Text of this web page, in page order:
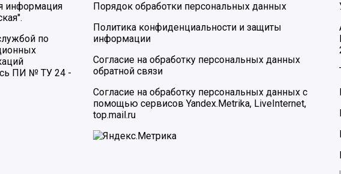
информация
по
ПИ № ТУ 24 -
Порядок обработки персональных данных
Политика конфиденциальности и защиты
информации
Согласие на обработку персональных данных
обратной связи
Согласие на обработку персональных данных с
помощью сервисов Yandex.Metrika, LiveInternet,
top.mail.ru